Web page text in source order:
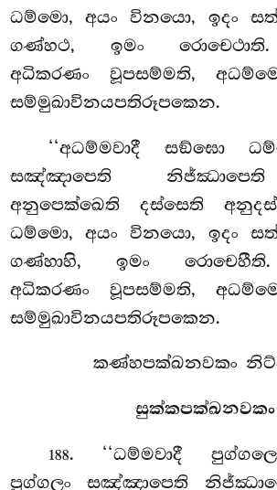
ධම්මො, අයං විනයො, ඉදං
ගණ්හථ, ඉමං
අධිකරණං වූපසම්මති,
සම්මුඛාවිනයපතිරූපකෙන.
‘‘අධම්මවාදී සඞ්ඝො
සඤ්ඤාපෙති
අනුපෙක්ඛෙති දස්සෙති
ධම්මො, අයං විනයො, ඉදං
ගණ්හාහි, ඉමං
අධිකරණං වූපසම්මති,
සම්මුඛාවිනයපතිරූපකෙන.
කණ්හපක්ඛනවකං
සුක්කපක්ඛනවකං
188. ‘‘ධම්මවාදී
පුග්ගලං සඤ්ඤාපෙති